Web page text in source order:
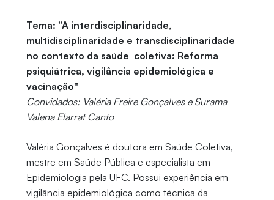
Tema: "A interdisciplinaridade,
multidisciplinaridade e transdisciplinaridade
no contexto da saúde coletiva: Reforma
psiquiátrica, vigilância epidemiológica e
vacinação"
Convidados: Valéria Freire Gonçalves e Surama
Valena Elarrat Canto
Valéria Gonçalves é doutora em Saúde Coletiva,
mestre em Saúde Pública e especialista em
Epidemiologia pela UFC. Possui experiência em
vigilância epidemiológica como técnica da